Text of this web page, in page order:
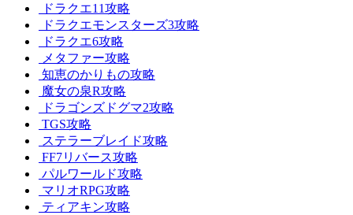
ドラクエ11攻略
ドラクエモンスターズ3攻略
ドラクエ6攻略
メタファー攻略
知恵のかりもの攻略
魔女の泉R攻略
ドラゴンズドグマ2攻略
TGS攻略
ステラーブレイド攻略
FF7リバース攻略
パルワールド攻略
マリオRPG攻略
ティアキン攻略